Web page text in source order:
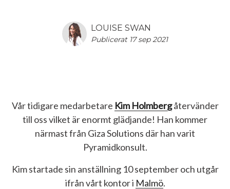
LOUISE SWAN
Publicerat 17 sep 2021
Vår tidigare medarbetare Kim Holmbergåtervänder
till oss vilket är enormt glädjande! Han kommer
närmast från Giza Solutions där han varit
Pyramidkonsult.
Kim startade sin anställning 10 september och utgår
ifrån vårt kontor i Malmö.